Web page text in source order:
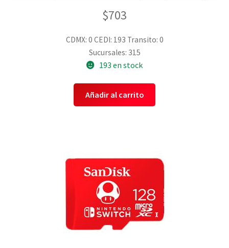
$703
CDMX: 0 CEDI: 193 Transito: 0
Sucursales: 315
193 en stock
Añadir al carrito